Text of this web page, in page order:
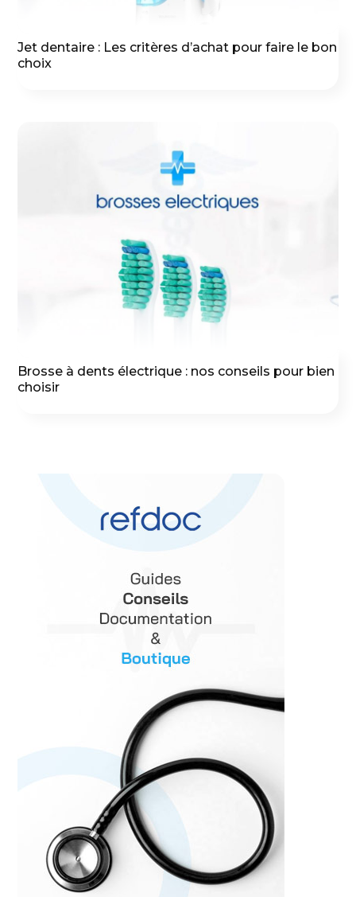
Jet dentaire : Les critères d’achat pour faire le bon
choix
Brosse à dents électrique : nos conseils pour bien
choisir